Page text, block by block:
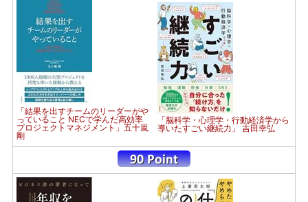
「結果を出すチームのリーダーがや
っていること NECで学んだ高効率
プロジェクトマネジメント」五十嵐
剛
「脳科学・心理学・行動経済学から
導いたすごい継続力」 吉田幸弘